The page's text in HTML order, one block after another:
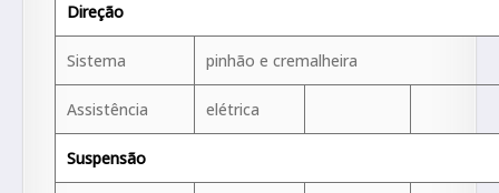
Direção
Sistema pinhão e cremalheira
Assistência elétrica
Suspensão